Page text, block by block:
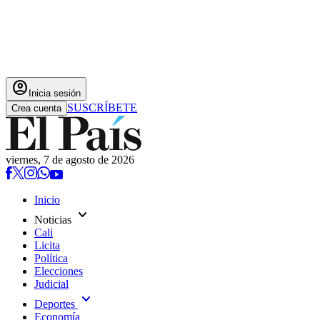
account_circle Inicia sesión
Crea cuenta SUSCRÍBETE
viernes, 7 de agosto de 2026
Inicio
Noticias expand_more
Cali
Licita
Política
Elecciones
Judicial
Deportes expand_more
Economía